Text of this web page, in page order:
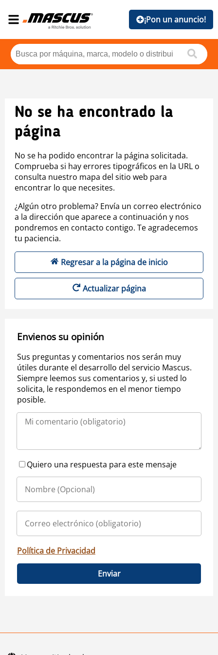
¡Pon un anuncio!
No se ha encontrado la
página
No se ha podido encontrar la página solicitada.
Comprueba si hay errores tipográficos en la URL o
consulta nuestro mapa del sitio web para
encontrar lo que necesites.
¿Algún otro problema? Envía un correo electrónico
a la dirección que aparece a continuación y nos
pondremos en contacto contigo. Te agradecemos
tu paciencia.
Regresar a la página de inicio
Actualizar página
Envienos su opinión
Sus preguntas y comentarios nos serán muy
útiles durante el desarrollo del servicio Mascus.
Siempre leemos sus comentarios y, si usted lo
solicita, le respondemos en el menor tiempo
posible.
Quiero una respuesta para este mensaje
Política de Privacidad
Enviar